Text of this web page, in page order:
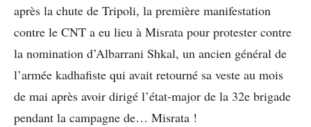
après la chute de Tripoli, la première manifestation
contre le CNT a eu lieu à Misrata pour protester contre
la nomination d’Albarrani Shkal, un ancien général de
l’armée kadhafiste qui avait retourné sa veste au mois
de mai après avoir dirigé l’état-major de la 32e brigade
pendant la campagne de… Misrata !